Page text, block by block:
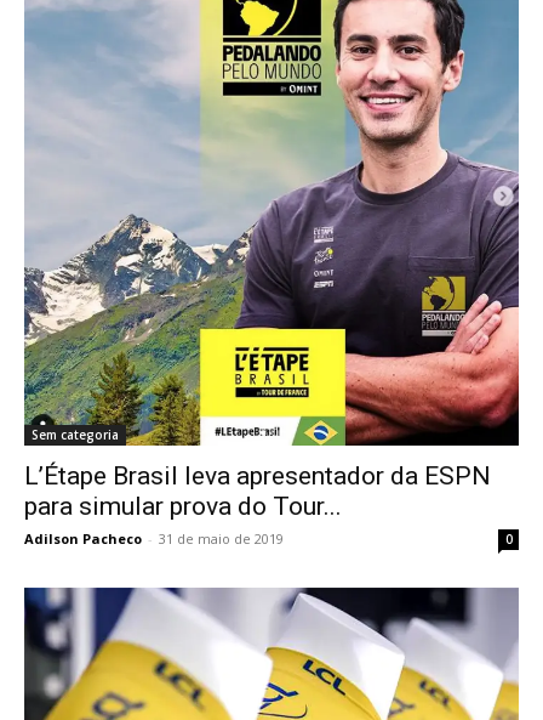
Sem categoria
L’Étape Brasil leva apresentador da ESPN
para simular prova do Tour...
Adilson Pacheco - 31 de maio de 2019 0